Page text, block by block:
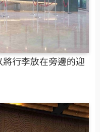
行李放在旁邊的迎